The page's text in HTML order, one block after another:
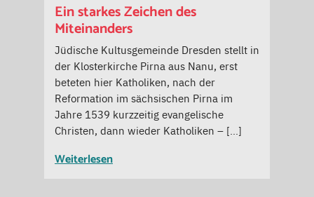
Ein starkes Zeichen des
Miteinanders
Jüdische Kultusgemeinde Dresden stellt in
der Klosterkirche Pirna aus Nanu, erst
beteten hier Katholiken, nach der
Reformation im sächsischen Pirna im
Jahre 1539 kurzzeitig evangelische
Christen, dann wieder Katholiken – […]
Weiterlesen